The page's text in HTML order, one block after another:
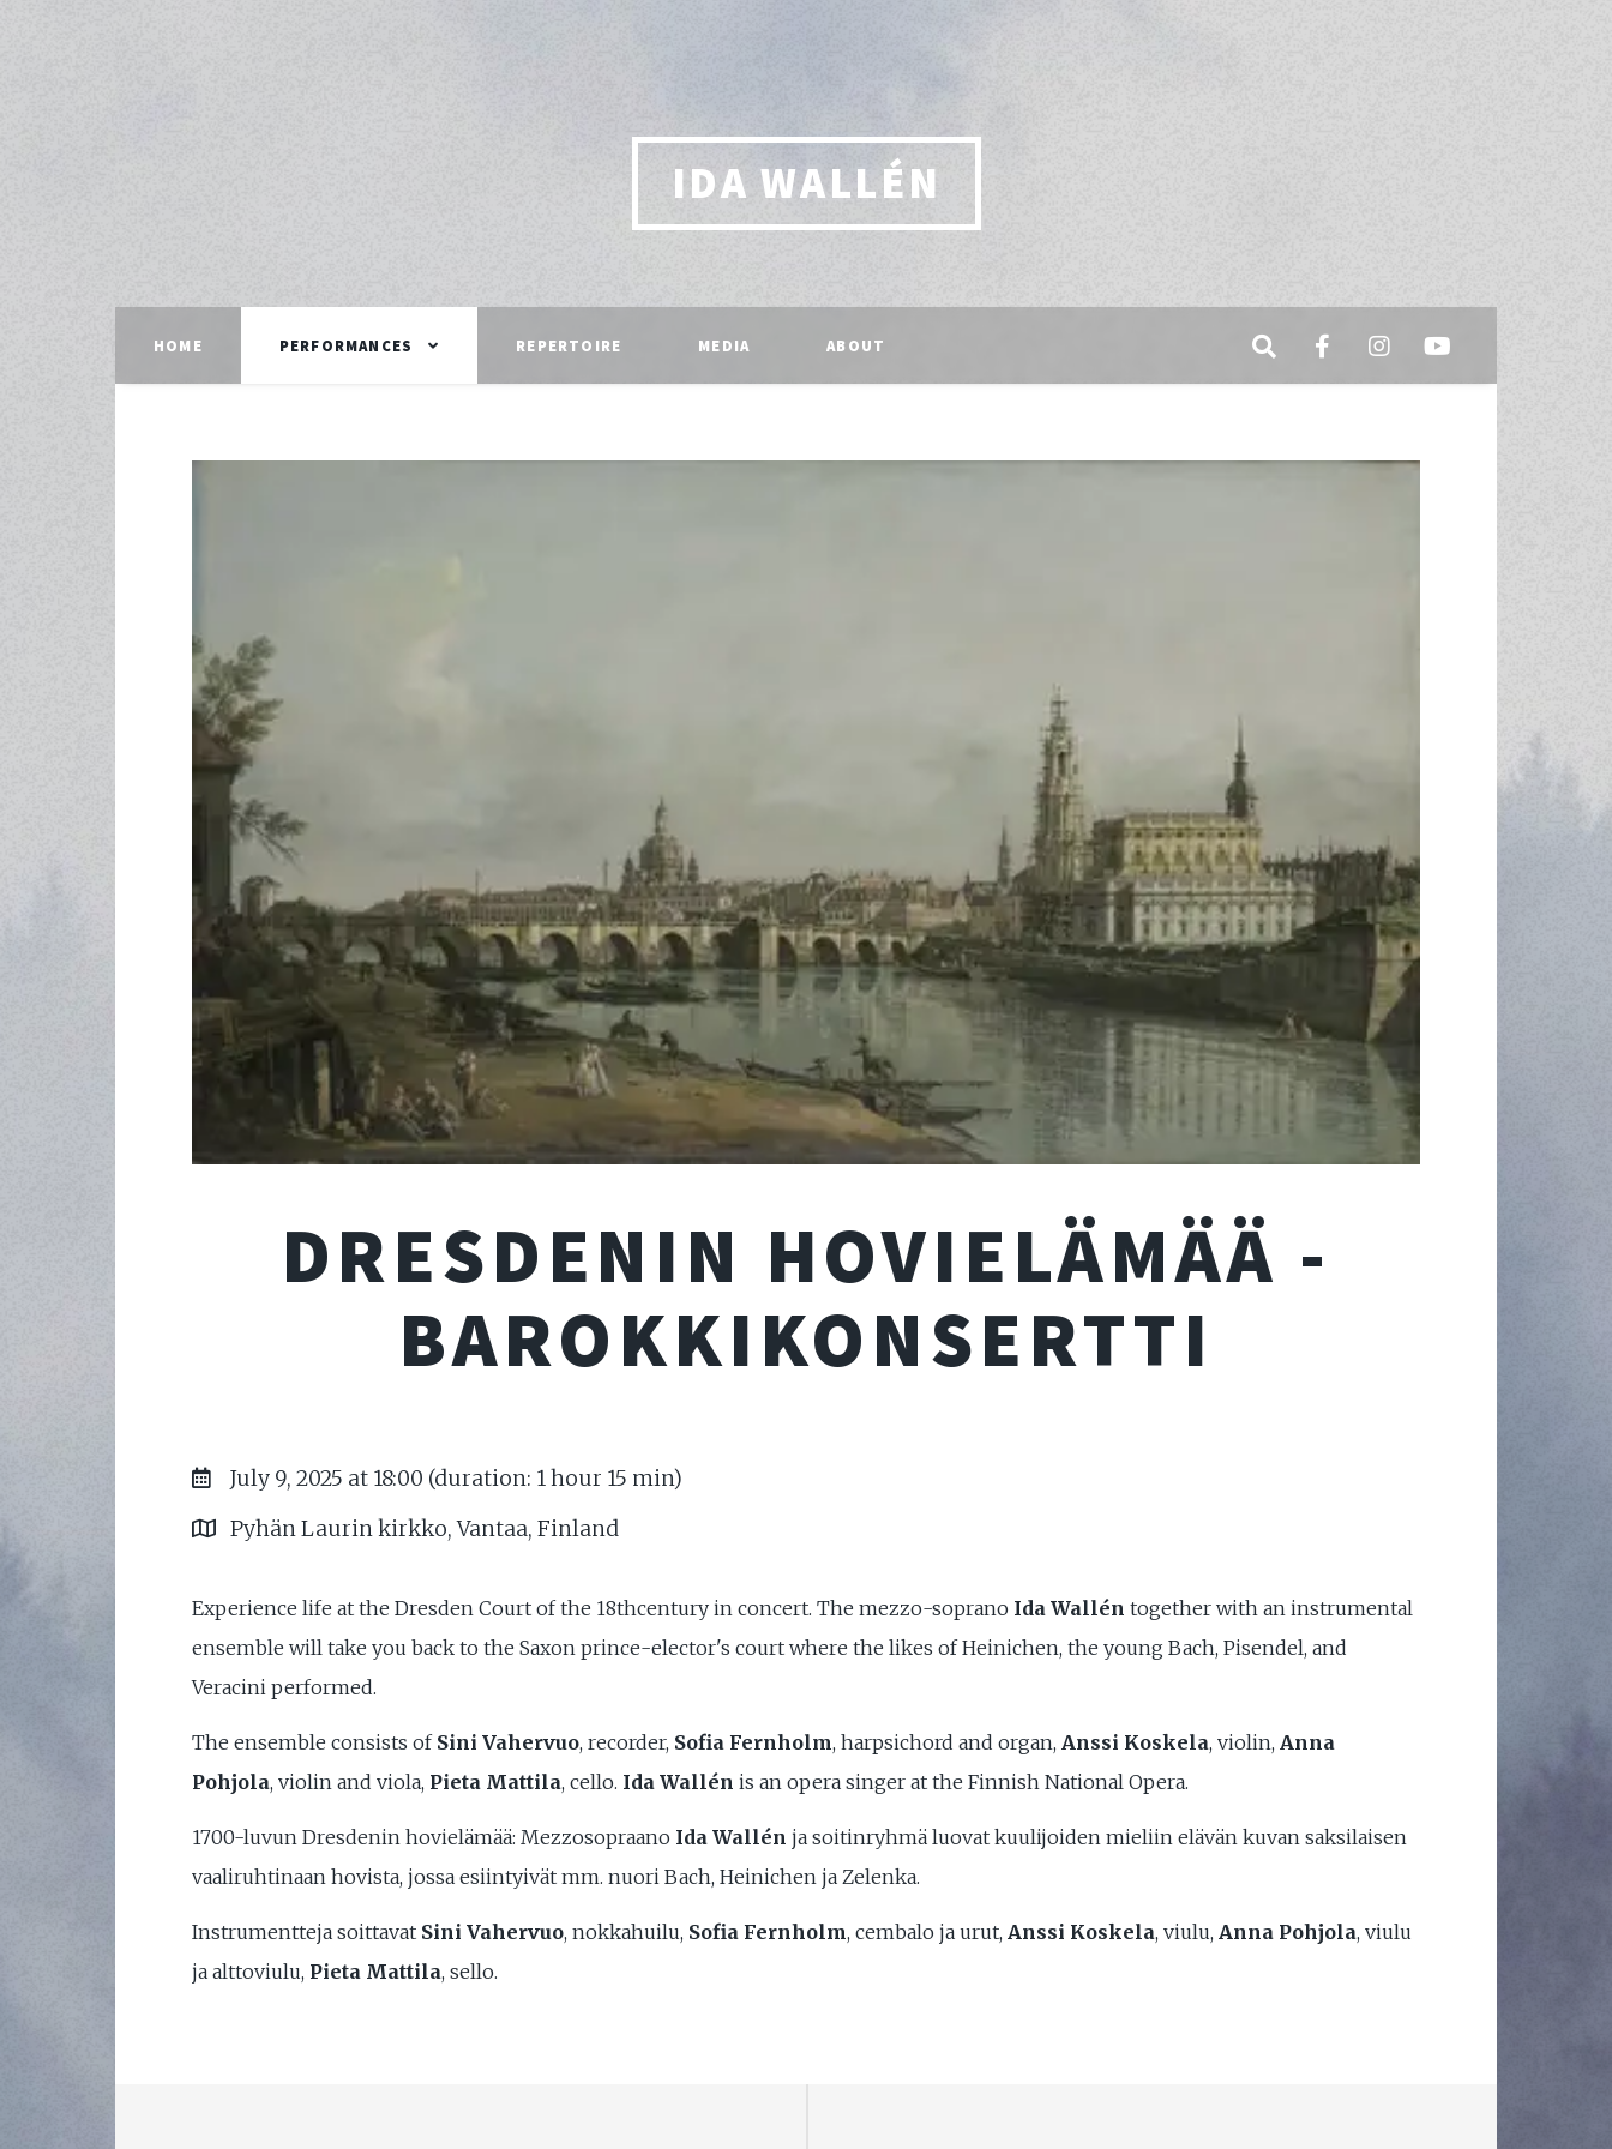
IDA WALLÉN
HOME PERFORMANCES REPERTOIRE MEDIA ABOUT Search FacebookInstagram
DRESDENIN HOVIELÄMÄÄ -
BAROKKIKONSERTTI
July 9, 2025 at 18:00 (duration: 1 hour 15 min)
Pyhän Laurin kirkko, Vantaa, Finland
Experience life at the Dresden Court of the 18thcentury in concert. The mezzo-soprano Ida Wallén together with an instrumental
ensemble will take you back to the Saxon prince-elector's court where the likes of Heinichen, the young Bach, Pisendel, and
Veracini performed.
The ensemble consists of Sini Vahervuo, recorder, Sofia Fernholm, harpsichord and organ, Anssi Koskela, violin, Anna
Pohjola, violin and viola, Pieta Mattila, cello. Ida Wallén is an opera singer at the Finnish National Opera.
1700-luvun Dresdenin hovielämää: Mezzosopraano Ida Wallén ja soitinryhmä luovat kuulijoiden mieliin elävän kuvan saksilaisen
vaaliruhtinaan hovista, jossa esiintyivät mm. nuori Bach, Heinichen ja Zelenka.
Instrumentteja soittavat Sini Vahervuo, nokkahuilu, Sofia Fernholm, cembalo ja urut, Anssi Koskela, viulu, Anna Pohjola, viulu
ja alttoviulu, Pieta Mattila, sello.